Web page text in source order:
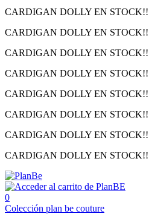
CARDIGAN DOLLY EN
CARDIGAN DOLLY EN
CARDIGAN DOLLY EN
CARDIGAN DOLLY EN
CARDIGAN DOLLY EN
CARDIGAN DOLLY EN
CARDIGAN DOLLY EN
CARDIGAN DOLLY EN
0
Colección plan be couture